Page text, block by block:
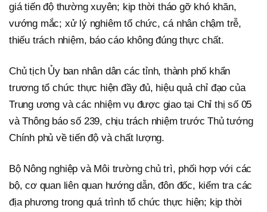
giá tiến độ thường xuyên; kịp thời tháo gỡ khó khăn,
vướng mắc; xử lý nghiêm tổ chức, cá nhân chậm trễ,
thiếu trách nhiệm, báo cáo không đúng thực chất.
Chủ tịch Ủy ban nhân dân các tỉnh, thành phố khẩn
trương tổ chức thực hiện đầy đủ, hiệu quả chỉ đạo của
Trung ương và các nhiệm vụ được giao tại Chỉ thị số 05
và Thông báo số 239, chịu trách nhiệm trước Thủ tướng
Chính phủ về tiến độ và chất lượng.
Bộ Nông nghiệp và Môi trường chủ trì, phối hợp với các
bộ, cơ quan liên quan hướng dẫn, đôn đốc, kiểm tra các
địa phương trong quá trình tổ chức thực hiện; kịp thời